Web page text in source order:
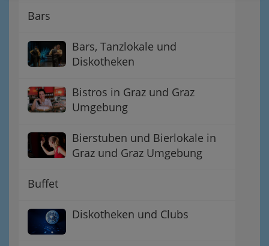
Bars
Bars, Tanzlokale und
Diskotheken
Bistros in Graz und Graz
Umgebung
Bierstuben und Bierlokale in
Graz und Graz Umgebung
Buffet
Diskotheken und Clubs